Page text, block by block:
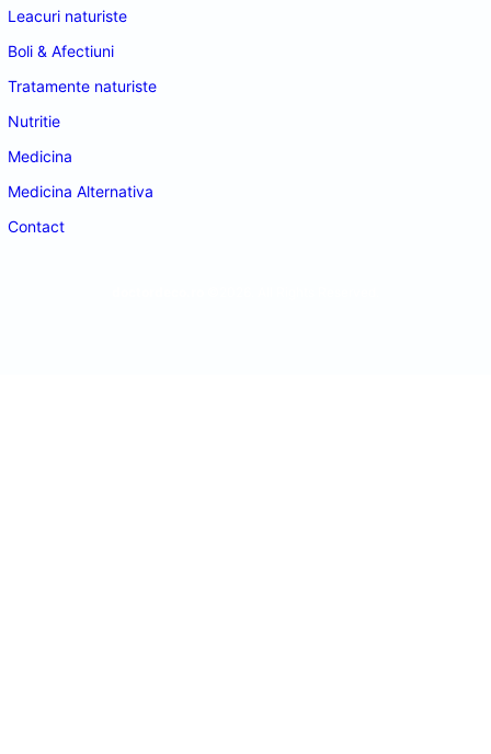
Leacuri naturiste
Boli & Afectiuni
Tratamente naturiste
Nutritie
Medicina
Medicina Alternativa
Contact